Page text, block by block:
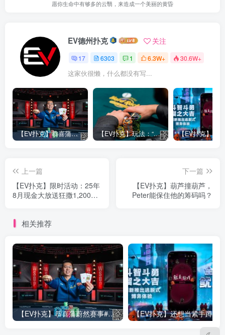
愿你生命中有够多的云翳，来造成一个美丽的黄昏
EV德州扑克 关注
17 6303 1 6.3W+ 30.6W+
这家伙很懒，什么都没有写...
【EV扑克】恭喜蒲蔚然赛事#65夺冠，收获国人2023WSOP第六条金手链，奖金93万刀！ 【EV扑克】玩法：“松弱鱼/松凶鱼打法”的基本攻略
上一篇
【EV扑克】限时活动：25年
8月现金大放送狂撒1,200万
下一篇
【EV扑克】葫芦撞葫芦，
Peter能保住他的筹码吗？
相关推荐
【EV扑克】恭喜蒲蔚然赛事#65夺冠，收获国人2023WSOP第六条金手链，奖金93万刀！